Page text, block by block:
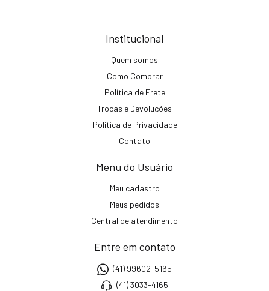
Institucional
Quem somos
Como Comprar
Política de Frete
Trocas e Devoluções
Política de Privacidade
Contato
Menu do Usuário
Meu cadastro
Meus pedidos
Central de atendimento
Entre em contato
(41) 99602-5165
(41) 3033-4165